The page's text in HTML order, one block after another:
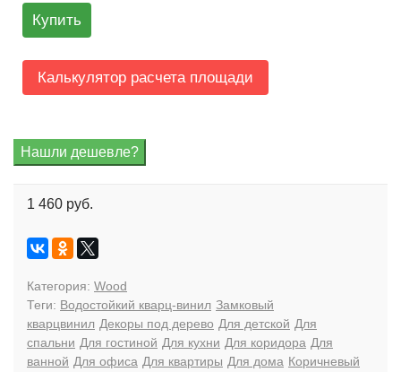
Купить
Калькулятор расчета площади
1 460 руб.
Категория: Wood
Теги: Водостойкий кварц-винил Замковый
кварцвинил Декоры под дерево Для детской Для
спальни Для гостиной Для кухни Для коридора Для
ванной Для офиса Для квартиры Для дома Коричневый